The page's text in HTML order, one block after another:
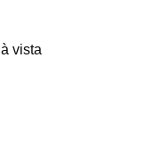
à vista